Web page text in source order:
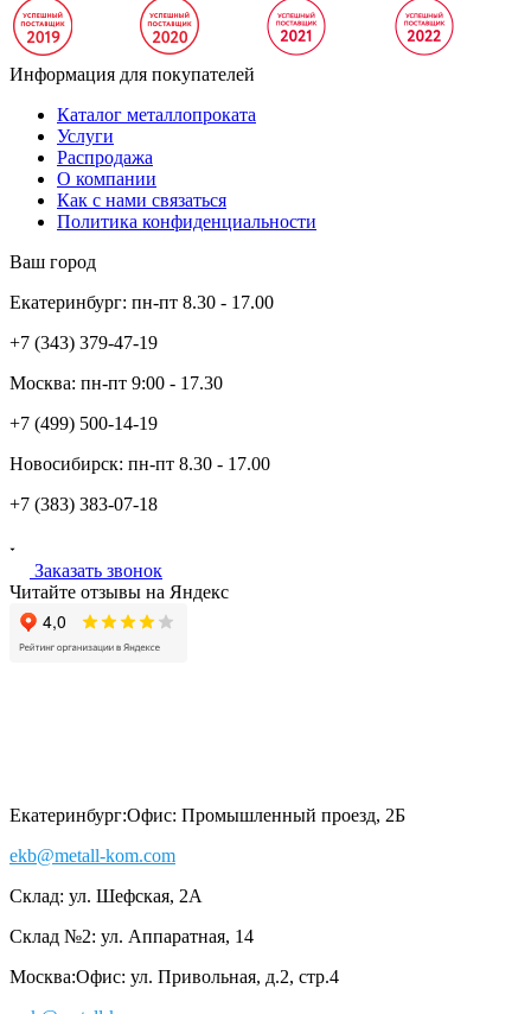
Информация для покупателей
Каталог металлопроката
Услуги
Распродажа
О компании
Как с нами связаться
Политика конфиденциальности
Ваш город
Екатеринбург: пн-пт 8.30 - 17.00
+7 (343) 379-47-19
Москва: пн-пт 9:00 - 17.30
+7 (499) 500-14-19
Новосибирск: пн-пт 8.30 - 17.00
+7 (383) 383-07-18
Заказать звонок
Читайте отзывы на Яндекс
Екатеринбург:Офис: Промышленный проезд, 2Б
ekb@metall-kom.com
Склад: ул. Шефская, 2А
Склад №2: ул. Аппаратная, 14
Москва:Офис: ул. Привольная, д.2, стр.4